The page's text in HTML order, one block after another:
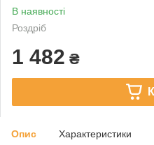
В наявності
Роздріб
1 482 ₴
Опис Характеристики